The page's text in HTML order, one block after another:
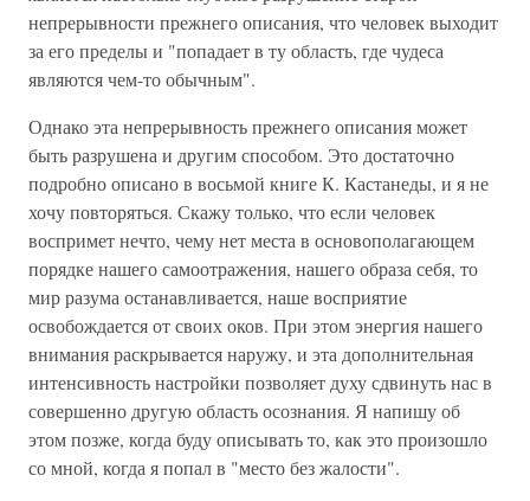
непрерывности прежнего описания, что человек выходит
за его пределы и "попадает в ту область, где чудеса
являются чем-то обычным".
Однако эта непрерывность прежнего описания может
быть разрушена и другим способом. Это достаточно
подробно описано в восьмой книге К. Кастанеды, и я не
хочу повторяться. Скажу только, что если человек
воспримет нечто, чему нет места в основополагающем
порядке нашего самоотражения, нашего образа себя, то
мир разума останавливается, наше восприятие
освобождается от своих оков. При этом энергия нашего
внимания раскрывается наружу, и эта дополнительная
интенсивность настройки позволяет духу сдвинуть нас в
совершенно другую область осознания. Я напишу об
этом позже, когда буду описывать то, как это произошло
со мной, когда я попал в "место без жалости".